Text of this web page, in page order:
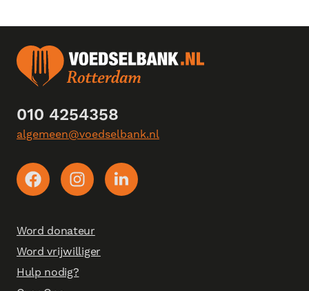
010 4254358
algemeen@voedselbank.nl
Word donateur
Word vrijwilliger
Hulp nodig?